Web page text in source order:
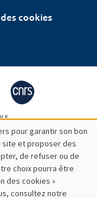
cookies
pour garantir son bon
site et proposer des
de refuser ou de
choix pourra être
des cookies »
consultez notre